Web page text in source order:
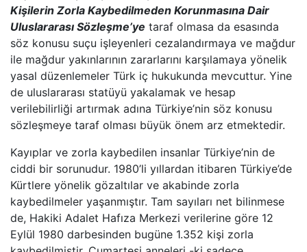
Kişilerin Zorla Kaybedilmeden Korunmasına Dair
Uluslararası Sözleşme’ye taraf olmasa da esasında
söz konusu suçu işleyenleri cezalandırmaya ve mağdur
ile mağdur yakınlarının zararlarını karşılamaya yönelik
yasal düzenlemeler Türk iç hukukunda mevcuttur. Yine
de uluslararası statüyü yakalamak ve hesap
verilebilirliği artırmak adına Türkiye’nin söz konusu
sözleşmeye taraf olması büyük önem arz etmektedir.
Kayıplar ve zorla kaybedilen insanlar Türkiye’nin de
ciddi bir sorunudur. 1980’li yıllardan itibaren Türkiye’de
Kürtlere yönelik gözaltılar ve akabinde zorla
kaybedilmeler yaşanmıştır. Tam sayıları net bilinmese
de, Hakiki Adalet Hafıza Merkezi verilerine göre 12
Eylül 1980 darbesinden bugüne 1.352 kişi zorla